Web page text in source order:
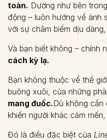
toàn. Dường như bên
động – luôn hướng về ánh
với sự châm biếm dịu
Và bạn biết không – chính
cách kỳ lạ.
Bạn không thuộc về thế
buông xuôi, của những
mang đuốc.Dù không cần
khiến người khác cảm
Đó là điều đặc biệt của